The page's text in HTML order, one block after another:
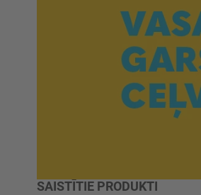
SAISTĪTIE PRODUKTI